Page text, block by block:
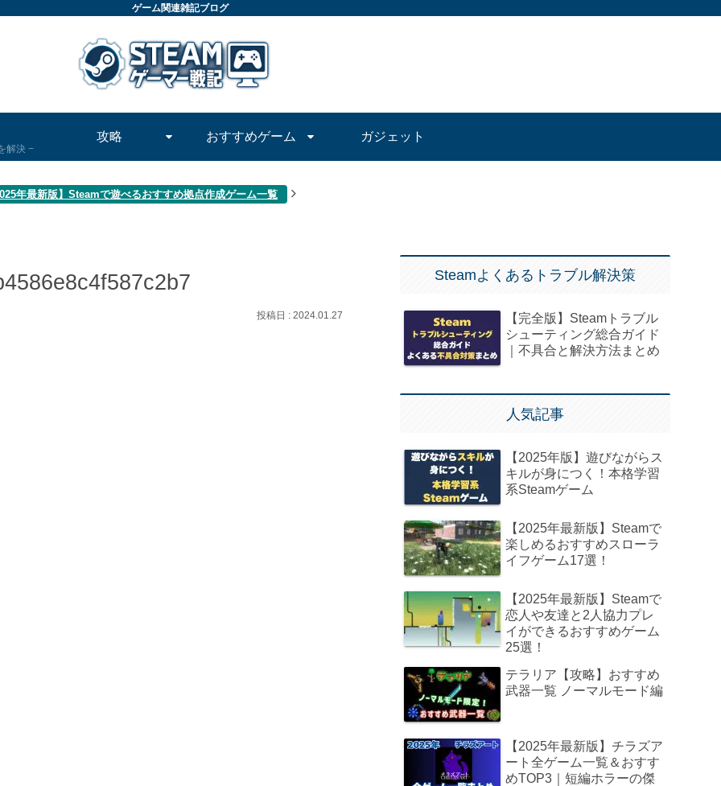
ゲーム関連雑記ブログ
解決
攻略 おすすめゲーム ガジェット
年最新版】Steamで遊べるおすすめ拠点作成ゲーム一覧
2024.01.27
Steamよくあるトラブル解決策
【完全版】Steamトラブル
シューティング総合ガイド
｜不具合と解決方法まとめ
人気記事
【2025年版】遊びながらス
キルが身につく！本格学習
系Steamゲーム
【2025年最新版】Steamで
楽しめるおすすめスローラ
イフゲーム17選！
【2025年最新版】Steamで
恋人や友達と2人協力プレ
イができるおすすめゲーム
25選！
テラリア【攻略】おすすめ
武器一覧 ノーマルモード編
【2025年最新版】チラズア
ート全ゲーム一覧＆おすす
めTOP3｜短編ホラーの傑